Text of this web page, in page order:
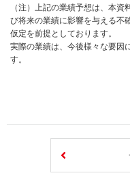
（注）上記の業績予想は、本
び将来の業績に影響を与える不
仮定を前提としております。
実際の業績は、今後様々な要因
す。